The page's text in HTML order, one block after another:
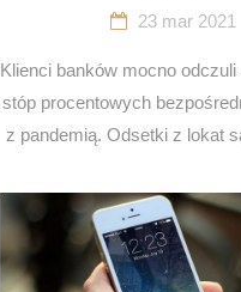
23 mar 2021
Klienci banków mocno
stóp procentowych
z pandemią. Odsetki z lokat